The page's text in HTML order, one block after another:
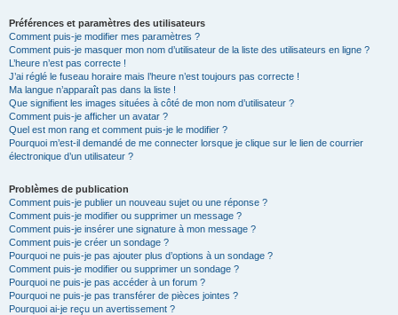
Préférences et paramètres des utilisateurs
Comment puis-je modifier mes paramètres ?
Comment puis-je masquer mon nom d’utilisateur de la liste des utilisateurs en ligne ?
L’heure n’est pas correcte !
J’ai réglé le fuseau horaire mais l’heure n’est toujours pas correcte !
Ma langue n’apparaît pas dans la liste !
Que signifient les images situées à côté de mon nom d’utilisateur ?
Comment puis-je afficher un avatar ?
Quel est mon rang et comment puis-je le modifier ?
Pourquoi m’est-il demandé de me connecter lorsque je clique sur le lien de courrier
électronique d’un utilisateur ?
Problèmes de publication
Comment puis-je publier un nouveau sujet ou une réponse ?
Comment puis-je modifier ou supprimer un message ?
Comment puis-je insérer une signature à mon message ?
Comment puis-je créer un sondage ?
Pourquoi ne puis-je pas ajouter plus d’options à un sondage ?
Comment puis-je modifier ou supprimer un sondage ?
Pourquoi ne puis-je pas accéder à un forum ?
Pourquoi ne puis-je pas transférer de pièces jointes ?
Pourquoi ai-je reçu un avertissement ?